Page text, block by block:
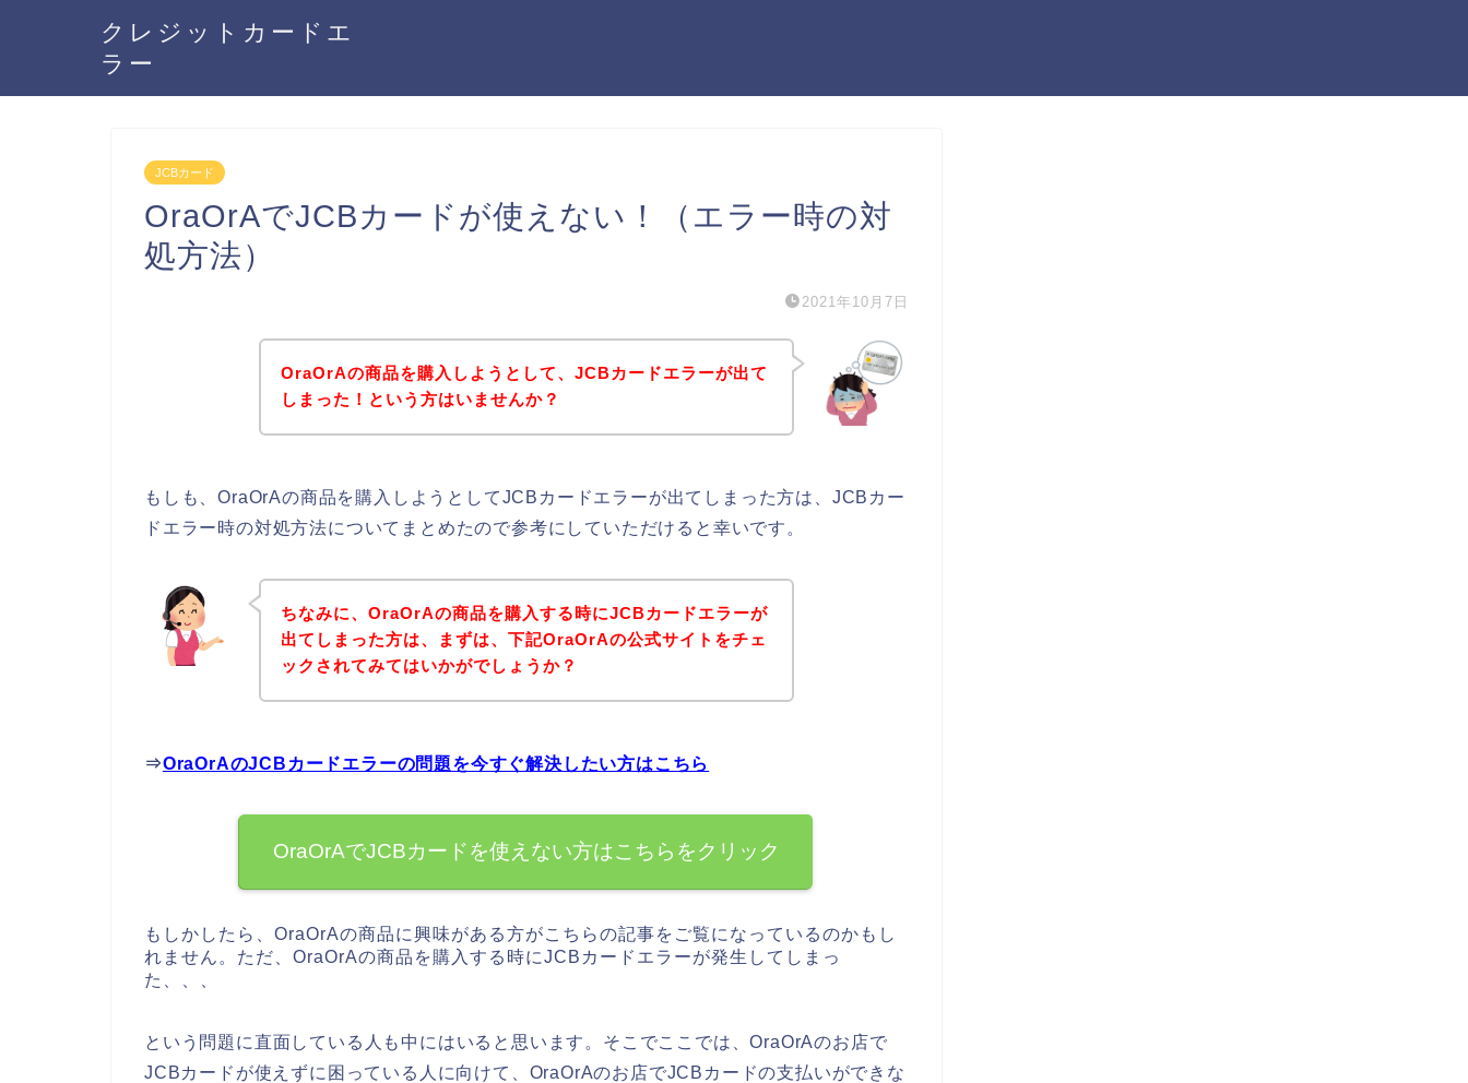
クレジットカードエ
ラー
JCBカード
OraOrAでJCBカードが使えない！（エラー時の対
処方法）
2021年10月7日
OraOrAの商品を購入しようとして、JCBカードエラーが出て
しまった！という方はいませんか？
もしも、OraOrAの商品を購入しようとしてJCBカードエラーが出てしまった方は、JCBカー
ドエラー時の対処方法についてまとめたので参考にしていただけると幸いです。
ちなみに、OraOrAの商品を購入する時にJCBカードエラーが
出てしまった方は、まずは、下記OraOrAの公式サイトをチェ
ックされてみてはいかがでしょうか？
⇒OraOrAのJCBカードエラーの問題を今すぐ解決したい方はこちら
OraOrAでJCBカードを使えない方はこちらをクリック
もしかしたら、OraOrAの商品に興味がある方がこちらの記事をご覧になっているのかもし
れません。ただ、OraOrAの商品を購入する時にJCBカードエラーが発生してしまっ
た、、、
という問題に直面している人も中にはいると思います。そこでここでは、OraOrAのお店で
JCBカードが使えずに困っている人に向けて、OraOrAのお店でJCBカードの支払いができな